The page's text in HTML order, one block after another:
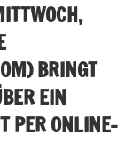
) BRINGT
EIN
PER ONLINE-